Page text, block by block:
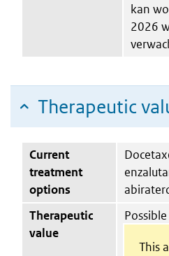
kan
2026
Therapeutic
Current
treatment
options
Therapeutic
value
This